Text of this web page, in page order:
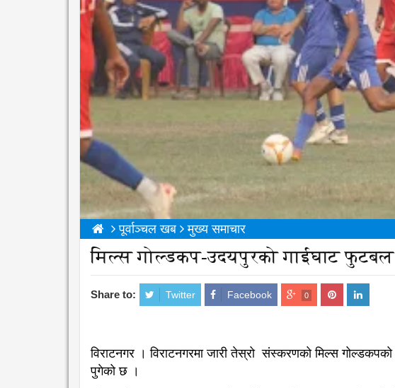
पूर्वाञ्चल खब मुख्य समाचार
मिल्स गोल्डकप-उदयपुरको गाईघाट
Share to: Twitter Facebook 0
विराटनगर । विराटनगरमा जारी तेस्रो संस्करणको मिल्स
पुगेको छ ।